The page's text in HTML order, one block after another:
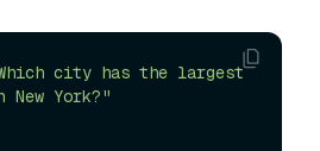
city has the largest
York?"